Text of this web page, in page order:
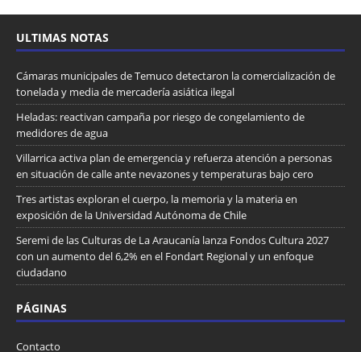
ULTIMAS NOTAS
Cámaras municipales de Temuco detectaron la comercialización de
tonelada y media de mercadería asiática ilegal
Heladas: reactivan campaña por riesgo de congelamiento de
medidores de agua
Villarrica activa plan de emergencia y refuerza atención a personas
en situación de calle ante nevazones y temperaturas bajo cero
Tres artistas exploran el cuerpo, la memoria y la materia en
exposición de la Universidad Autónoma de Chile
Seremi de las Culturas de La Araucanía lanza Fondos Cultura 2027
con un aumento del 6,2% en el Fondart Regional y un enfoque
ciudadano
PÁGINAS
Contacto